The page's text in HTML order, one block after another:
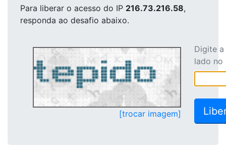
Para liberar o acesso do IP 216.73.216.58,
responda ao desafio abaixo.
[trocar imagem]
Digite
lado no